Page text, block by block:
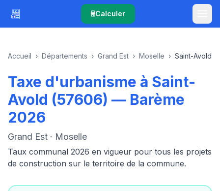
Calculer
Accueil › Départements › Grand Est › Moselle › Saint-Avold
Taxe d'urbanisme à Saint-
Avold (57606) — Barème
2026
Grand Est · Moselle
Taux communal 2026 en vigueur pour tous les projets
de construction sur le territoire de la commune.